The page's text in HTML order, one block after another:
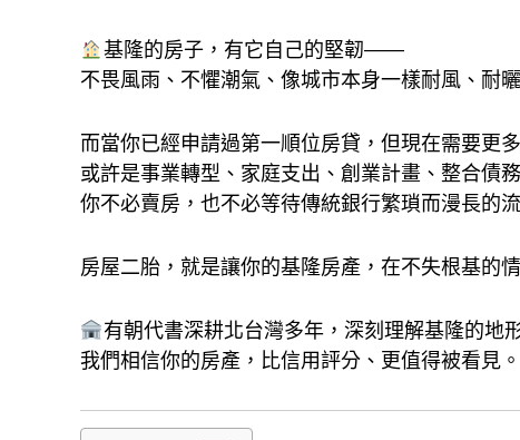
基隆的房子，有它自己的堅韌——
不畏風雨、不懼潮氣、像城市本身一樣耐風、耐
而當你已經申請過第一順位房貸，但現在需要
或許是事業轉型、家庭支出、創業計畫、整合債
你不必賣房，也不必等待傳統銀行繁瑣而漫長的流
房屋二胎，就是讓你的基隆房產，在不失根基的
有朝代書深耕北台灣多年，深刻理解基隆的地
我們相信你的房產，比信用評分、更值得被看見。